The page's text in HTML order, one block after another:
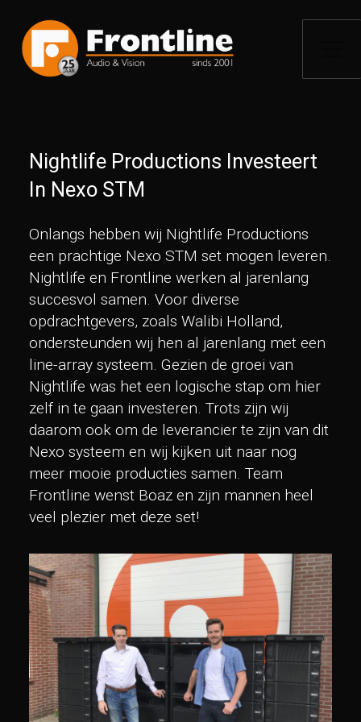
Nightlife Productions Investeert
In Nexo STM
Onlangs hebben wij Nightlife Productions
een prachtige Nexo STM set mogen leveren.
Nightlife en Frontline werken al jarenlang
succesvol samen. Voor diverse
opdrachtgevers, zoals Walibi Holland,
ondersteunden wij hen al jarenlang met een
line-array systeem. Gezien de groei van
Nightlife was het een logische stap om hier
zelf in te gaan investeren. Trots zijn wij
daarom ook om de leverancier te zijn van dit
Nexo systeem en wij kijken uit naar nog
meer mooie producties samen. Team
Frontline wenst Boaz en zijn mannen heel
veel plezier met deze set!